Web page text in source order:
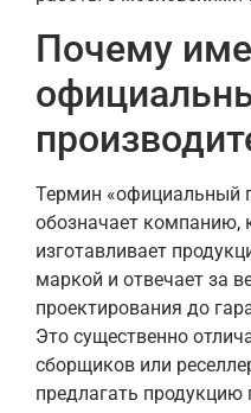
Почему
Термин «официальный
обозначает компанию,
изготавливает
маркой и отвечает за
проектирования до
Это существенно
сборщиков или
предлагать